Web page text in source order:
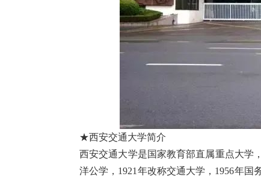
★西安交通大学简介
西安交通大学是国家教育部直属重点大学
洋公学，1921年改称交通大学，1956年